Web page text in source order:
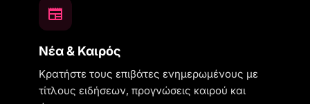
Νέα & Καιρός
Κρατήστε τους επιβάτες ενημερωμένους με
τίτλους ειδήσεων, προγνώσεις καιρού και